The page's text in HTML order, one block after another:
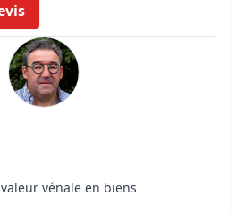
vénale en biens